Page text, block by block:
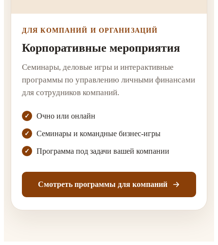
ДЛЯ КОМПАНИЙ И ОРГАНИЗАЦИЙ
Корпоративные мероприятия
Семинары, деловые игры и интерактивные
программы по управлению личными финансами
для сотрудников компаний.
Очно или онлайн
Семинары и командные бизнес-игры
Программа под задачи вашей компании
Смотреть программы для компаний